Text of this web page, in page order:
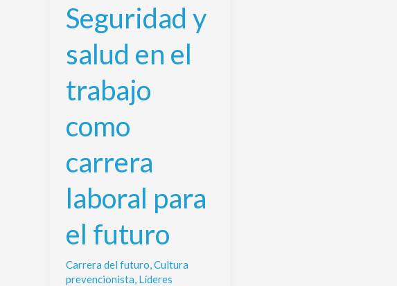
Seguridad y
salud en el
trabajo
como
carrera
laboral para
el futuro
Carrera del futuro Cultura
prevencionista Líderes
Seguridad
y
en
el
trabajo
como
carrera
laboral
para